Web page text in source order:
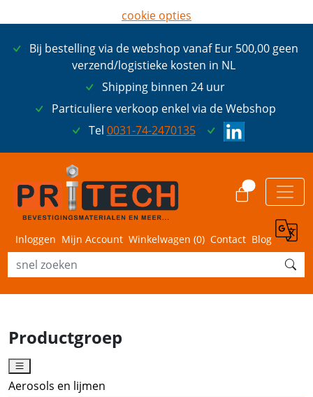
Bij bestelling via de webshop vanaf Eur 500,00 geen
verzend/logistieke kosten in NL
Shipping binnen 24 uur
Particuliere verkoop enkel via de Webshop
Tel 0031-74-2470135
Inloggen Mijn Account Winkelwagen (0) Contact Blog
Productgroep
Aerosols en lijmen
cookie opties
ik ga akkoord met cookies